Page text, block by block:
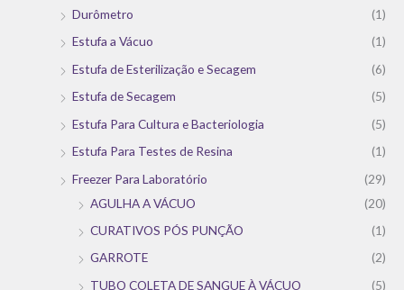
Durômetro
(1)
Estufa a Vácuo
(1)
Estufa de Esterilização e Secagem
(6)
Estufa de Secagem
(5)
Estufa Para Cultura e Bacteriologia
(5)
Estufa Para Testes de Resina
(1)
Freezer Para Laboratório
(29)
AGULHA A VÁCUO
(20)
CURATIVOS PÓS PUNÇÃO
(1)
GARROTE
(2)
TUBO COLETA DE SANGUE À VÁCUO
(5)